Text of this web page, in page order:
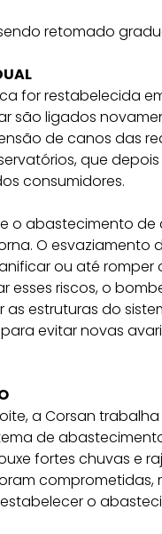
retomado
for restabelecida
são ligados
de canos das
que
consumidores.
o abastecimento
O
ou até
esses riscos, o
estruturas do
evitar novas
a Corsan
de
fortes chuvas e
o